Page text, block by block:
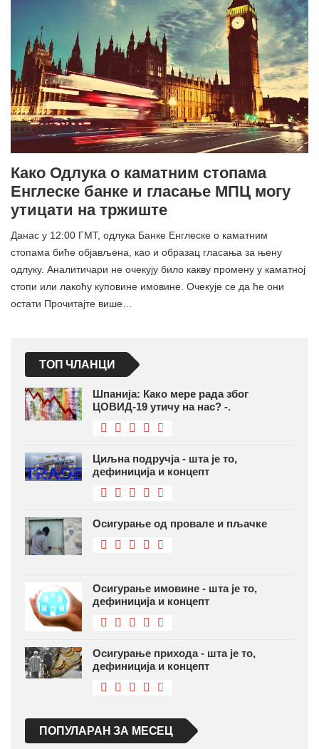
Како Одлука о каматним стопама
Енглеске банке и гласање МПЦ могу
утицати на тржиште
Данас у 12:00 ГМТ, одлука Банке Енглеске о каматним
стопама биће објављена, као и образац гласања за њену
одлуку. Аналитичари не очекују било какву промену у каматној
стопи или лакоћу куповине имовине. Очекује се да ће они
остати Прочитајте више…
ТОП ЧЛАНЦИ
Шпанија: Како мере рада због
ЦОВИД-19 утичу на нас? -.
Циљна подручја - шта је то,
дефиниција и концепт
Осигурање од провале и пљачке
Осигурање имовине - шта је то,
дефиниција и концепт
Осигурање прихода - шта је то,
дефиниција и концепт
ПОПУЛАРАН ЗА МЕСЕЦ